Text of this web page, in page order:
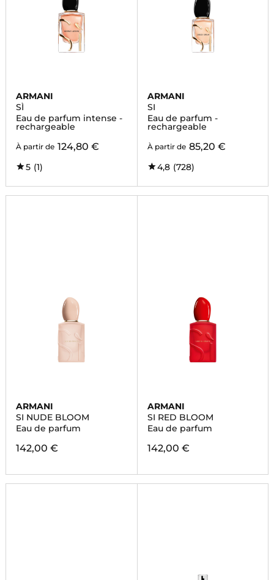
ARMANI
SÌ
Eau de parfum intense -
rechargeable
À partir de 124,80 €
5 (1)
ARMANI
SI
Eau de parfum -
rechargeable
À partir de 85,20 €
4,8 (728)
ARMANI
SI NUDE BLOOM
Eau de parfum
142,00 €
ARMANI
SI RED BLOOM
Eau de parfum
142,00 €